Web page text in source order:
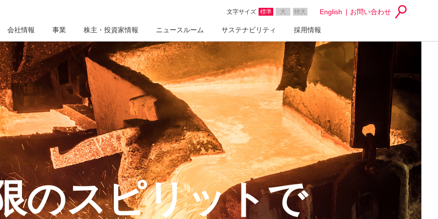
文字サイズ 標準 大 特大 English お問い合わせ
会社情報 事業 株主・投資家情報 ニュースルーム サステナビリティ 採用情報
のスピリットで